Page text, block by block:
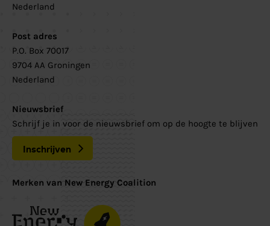
Nederland
Post adres
P.O. Box 70017
9704 AA Groningen
Nederland
Nieuwsbrief
Schrijf je in voor de nieuwsbrief om op de hoogte te blijven
Inschrijven
Merken van New Energy Coalition